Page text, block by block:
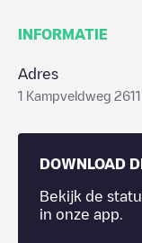
INFORMATIE
Adres
1 Kampveldweg 2611
DOWNLOAD
Bekijk de
in onze app.